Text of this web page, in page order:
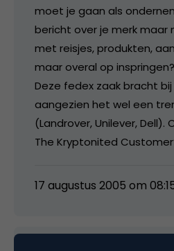
moet je gaan als
bericht over je merk maar
met reisjes, produkten,
maar overal op
Deze fedex zaak bracht
aangezien het wel een
(Landrover, Unilever,
The Kryptonited
17 augustus 2005 om